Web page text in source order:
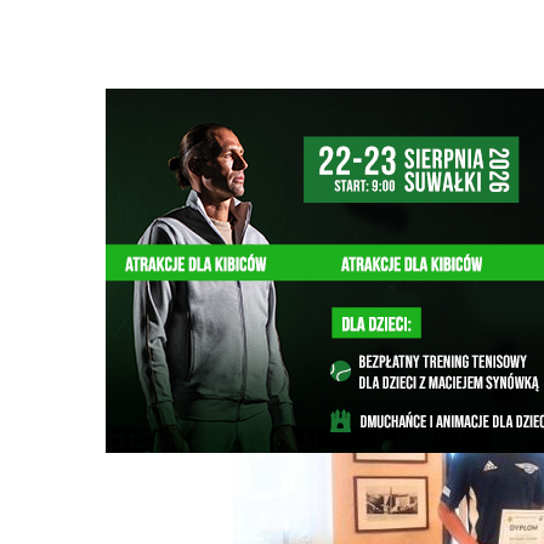
Ścieżka
nawigacyjna
SPORT 08/10/2025
Suwalczanie triumfatorami Pucharu